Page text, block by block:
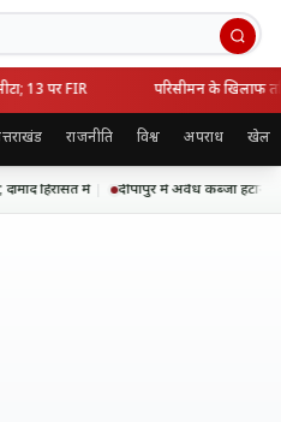
13 पर FIR परिसीमन के खिलाफ
राजनीति विश्व अपराध खेल
हिरासत में दीपापुर में अवैध कब्जा हटाने